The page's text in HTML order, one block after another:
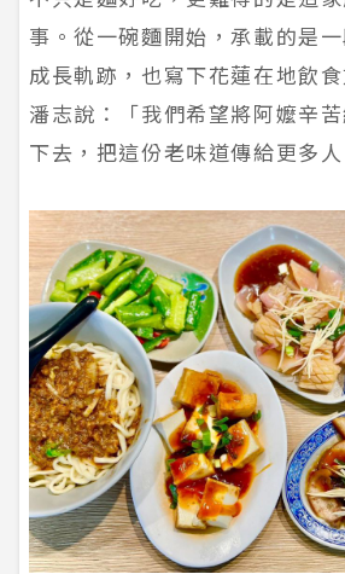
事。從一碗麵開始，承載的是
成長軌跡，也寫下花蓮在地飲
潘志說：「我們希望將阿嬤辛
下去，把這份老味道傳給更多人